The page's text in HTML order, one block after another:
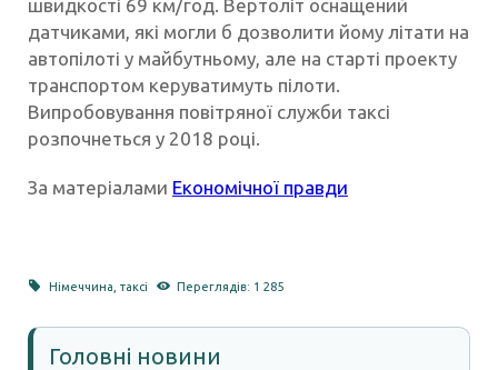
швидкості 69 км/год. Вертоліт оснащений
датчиками, які могли б дозволити йому літати на
автопілоті у майбутньому, але на старті проекту
транспортом керуватимуть пілоти.
Випробовування повітряної служби таксі
розпочнеться у 2018 році.
За матеріалами Економічної правди
Німеччина ,таксі Переглядів: 1 285
Головні новини